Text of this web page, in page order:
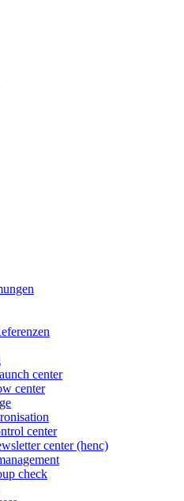
center
center
center
center (henc)
check